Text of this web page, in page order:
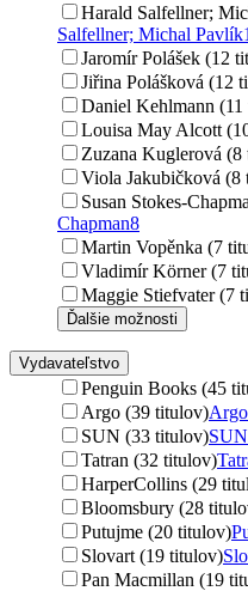
Harald Salfellner;
Salfellner; Michal Pavlík
Jaromír Polášek (12
Jiřina Polášková (12
Daniel Kehlmann
Louisa May Alcott
Zuzana Kuglerová
Viola Jakubičková (8
Susan Stokes-
Chapman8
Martin Vopěnka (7
Vladimír Körner (7
Maggie Stiefvater (7
Ďalšie možnosti
Vydavateľstvo
Penguin Books (45
Argo (39 titulov)Argo
SUN (33 titulov)SUN
Tatran (32 titulov)
HarperCollins (29
Bloomsbury (28
Putujme (20 titulov)
Slovart (19 titulov)
Pan Macmillan (19